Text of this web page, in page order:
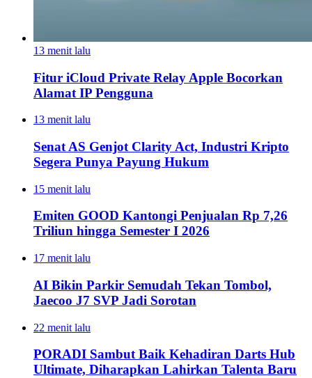
13 menit lalu
Fitur iCloud Private Relay Apple Bocorkan
Alamat IP Pengguna
13 menit lalu
Senat AS Genjot Clarity Act, Industri Kripto
Segera Punya Payung Hukum
15 menit lalu
Emiten GOOD Kantongi Penjualan Rp 7,26
Triliun hingga Semester I 2026
17 menit lalu
AI Bikin Parkir Semudah Tekan Tombol,
Jaecoo J7 SVP Jadi Sorotan
22 menit lalu
PORADI Sambut Baik Kehadiran Darts Hub
Ultimate, Diharapkan Lahirkan Talenta Baru